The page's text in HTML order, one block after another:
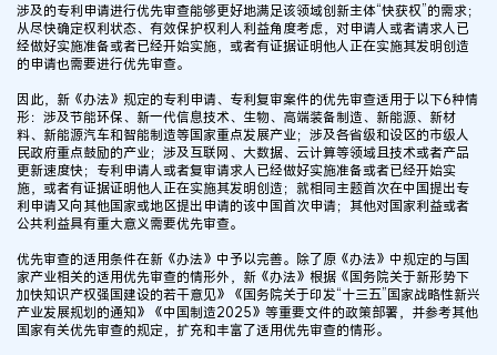
涉及的专利申请进行优先审查能够更好地满足该领域创新主体“快获权”的需求；
从尽快确定权利状态、有效保护权利人利益角度考虑，对申请人或者请求人已
经做好实施准备或者已经开始实施，或者有证据证明他人正在实施其发明创造
的申请也需要进行优先审查。
因此，新《办法》规定的专利申请、专利复审案件的优先审查适用于以下6种情
形：涉及节能环保、新一代信息技术、生物、高端装备制造、新能源、新材
料、新能源汽车和智能制造等国家重点发展产业；涉及各省级和设区的市级人
民政府重点鼓励的产业；涉及互联网、大数据、云计算等领域且技术或者产品
更新速度快；专利申请人或者复审请求人已经做好实施准备或者已经开始实
施，或者有证据证明他人正在实施其发明创造；就相同主题首次在中国提出专
利申请又向其他国家或地区提出申请的该中国首次申请；其他对国家利益或者
公共利益具有重大意义需要优先审查。
优先审查的适用条件在新《办法》中予以完善。除了原《办法》中规定的与国
家产业相关的适用优先审查的情形外，新《办法》根据《国务院关于新形势下
加快知识产权强国建设的若干意见》《国务院关于印发“十三五”国家战略性新兴
产业发展规划的通知》《中国制造2025》等重要文件的政策部署，并参考其他
国家有关优先审查的规定，扩充和丰富了适用优先审查的情形。